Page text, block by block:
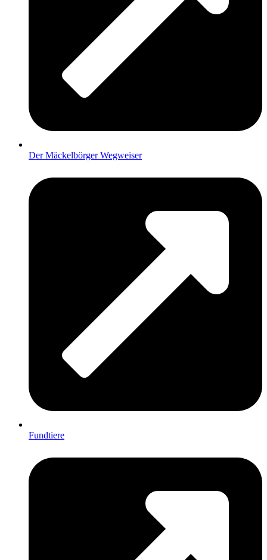
Der Mäckelbörger Wegweiser
Fundtiere